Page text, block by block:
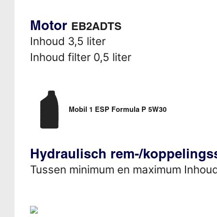
Motor EB2ADTS
Inhoud 3,5 liter
Inhoud filter 0,5 liter
Mobil 1 ESP Formula P 5W30
Hydraulisch rem-/
Tussen minimum en maximum